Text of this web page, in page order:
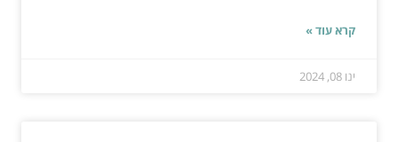
קרא עוד »
ינו 08, 2024